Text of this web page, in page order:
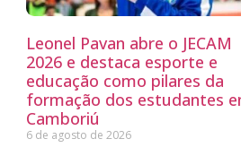
Leonel Pavan abre o JECAM
2026 e destaca esporte e
educação como pilares da
formação dos estudantes
Camboriú
6 de agosto de 2026